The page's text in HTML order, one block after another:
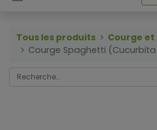
Tous les produits
Courge
Courge Spaghetti